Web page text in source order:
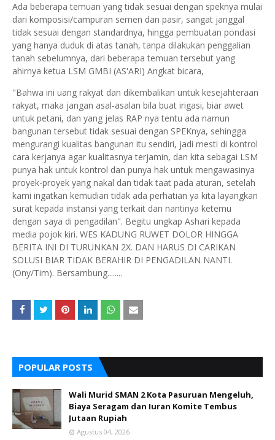
Ada beberapa temuan yang tidak sesuai dengan speknya mulai
dari komposisi/campuran semen dan pasir, sangat janggal
tidak sesuai dengan standardnya, hingga pembuatan pondasi
yang hanya duduk di atas tanah, tanpa dilakukan penggalian
tanah sebelumnya, dari beberapa temuan tersebut yang
ahirnya ketua LSM GMBI (AS'ARI) Angkat bicara,
"Bahwa ini uang rakyat dan dikembalikan untuk kesejahteraan
rakyat, maka jangan asal-asalan bila buat irigasi, biar awet
untuk petani, dan yang jelas RAP nya tentu ada namun
bangunan tersebut tidak sesuai dengan SPEKnya, sehingga
mengurangi kualitas bangunan itu sendiri, jadi mesti di kontrol
cara kerjanya agar kualitasnya terjamin, dan kita sebagai LSM
punya hak untuk kontrol dan punya hak untuk mengawasinya
proyek-proyek yang nakal dan tidak taat pada aturan, setelah
kami ingatkan kemudian tidak ada perhatian ya kita layangkan
surat kepada instansi yang terkait dan nantinya ketemu
dengan saya di pengadilan". Begitu ungkap Ashari kepada
media pojok kiri. WES KADUNG RUWET DOLOR HINGGA
BERITA INI DI TURUNKAN 2X. DAN HARUS DI CARIKAN
SOLUSI BIAR TIDAK BERAHIR DI PENGADILAN NANTI.
(Ony/Tim). Bersambung........
POPULAR POSTS
Wali Murid SMAN 2 Kota Pasuruan Mengeluh,
Biaya Seragam dan Iuran Komite Tembus
Jutaan Rupiah
Agustus 04, 2026